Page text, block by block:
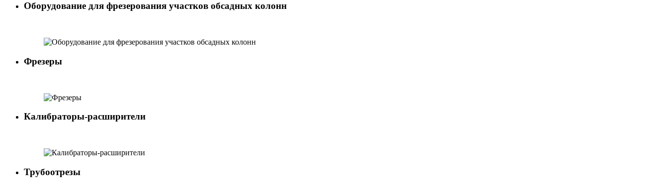
Оборудование для фрезерования участков обсадных колонн
Фрезеры
Калибраторы-расширители
Трубоотрезы